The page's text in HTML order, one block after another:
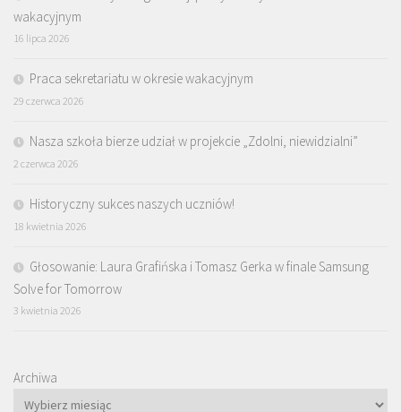
wakacyjnym
16 lipca 2026
Praca sekretariatu w okresie wakacyjnym
29 czerwca 2026
Nasza szkoła bierze udział w projekcie „Zdolni, niewidzialni”
2 czerwca 2026
Historyczny sukces naszych uczniów!
18 kwietnia 2026
Głosowanie: Laura Grafińska i Tomasz Gerka w finale Samsung
Solve for Tomorrow
3 kwietnia 2026
Archiwa